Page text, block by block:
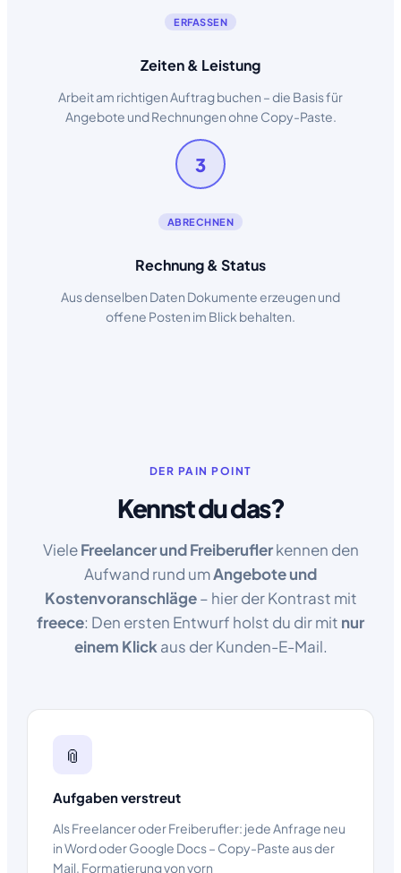
ERFASSEN
Zeiten & Leistung
Arbeit am richtigen Auftrag buchen – die Basis für
Angebote und Rechnungen ohne Copy-Paste.
3
ABRECHNEN
Rechnung & Status
Aus denselben Daten Dokumente erzeugen und
offene Posten im Blick behalten.
DER PAIN POINT
Kennst du das?
VieleFreelancer und Freiberuflerkennen den
Aufwand rund umAngebote und
Kostenvoranschläge– hier der Kontrast mit
freece: Den ersten Entwurf holst du dir mit nur
einem Klick aus der Kunden-E-Mail.
📎
Aufgaben verstreut
Als Freelancer oder Freiberufler: jede Anfrage neu
in Word oder Google Docs – Copy-Paste aus der
Mail, Formatierung von vorn